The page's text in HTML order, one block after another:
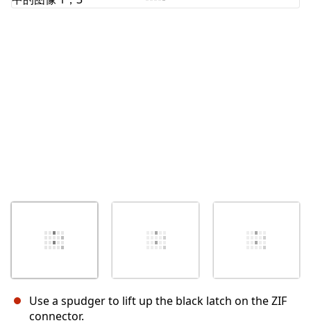
Use a spudger to lift up the black latch on the ZIF
connector.